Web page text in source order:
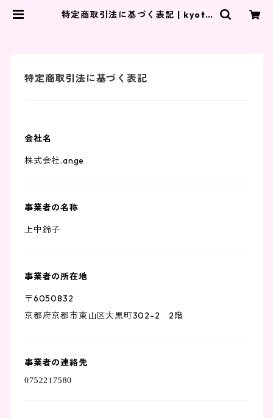
特定商取引法に基づく表記 | kyoto
特定商取引法に基づく表記
会社名
株式会社.ange
事業者の名称
上中鈴子
事業者の所在地
〒6050832
京都府京都市東山区大黒町302-2 2階
事業者の連絡先